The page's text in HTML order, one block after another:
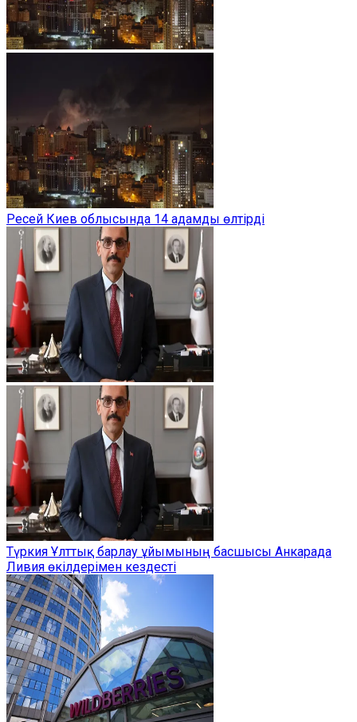
Ресей Киев облысында 14 адамды өлтірді
Түркия Ұлттық барлау ұйымының басшысы Анкарада
Ливия өкілдерімен кездесті